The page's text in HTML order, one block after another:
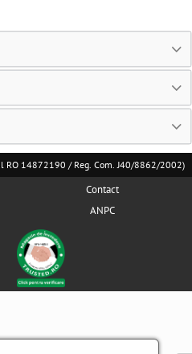
RO 14872190 / Reg. Com. J40/8862/2002)
Contact
ANPC